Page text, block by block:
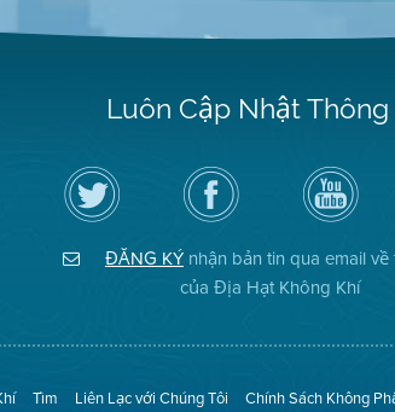
Luôn Cập Nhật Thông
Hãy
theo
dõi
Địa
Không
Truy
cập
Trang
Facebook
Địa
Hạt
Kênh
YouTube
của
Địa
Không
ĐĂNG KÝnhận bản tin qua email về
của Địa Hạt Không Khí
Tìm Liên Lạc với Chúng Tôi Chính Sách Không